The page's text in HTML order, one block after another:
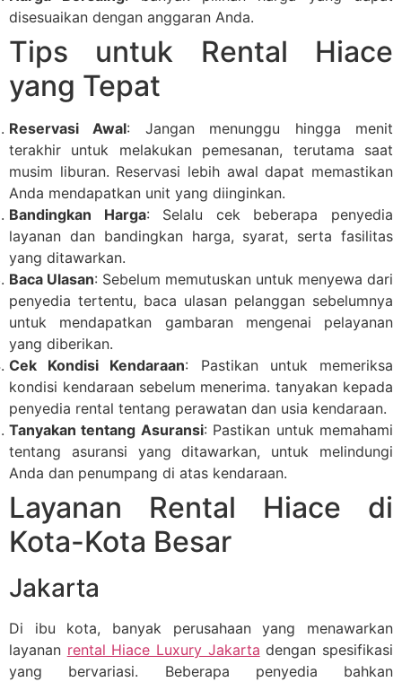
disesuaikan dengan anggaran Anda.
Tips untuk Rental Hiace
yang Tepat
Reservasi Awal: Jangan menunggu hingga menit
terakhir untuk melakukan pemesanan, terutama saat
musim liburan. Reservasi lebih awal dapat memastikan
Anda mendapatkan unit yang diinginkan.
Bandingkan Harga: Selalu cek beberapa penyedia
layanan dan bandingkan harga, syarat, serta fasilitas
yang ditawarkan.
Baca Ulasan: Sebelum memutuskan untuk menyewa dari
penyedia tertentu, baca ulasan pelanggan sebelumnya
untuk mendapatkan gambaran mengenai pelayanan
yang diberikan.
Cek Kondisi Kendaraan: Pastikan untuk memeriksa
kondisi kendaraan sebelum menerima. tanyakan kepada
penyedia rental tentang perawatan dan usia kendaraan.
Tanyakan tentang Asuransi: Pastikan untuk memahami
tentang asuransi yang ditawarkan, untuk melindungi
Anda dan penumpang di atas kendaraan.
Layanan Rental Hiace di
Kota-Kota Besar
Jakarta
Di ibu kota, banyak perusahaan yang menawarkan
layanan rental Hiace Luxury Jakarta dengan spesifikasi
yang bervariasi. Beberapa penyedia bahkan